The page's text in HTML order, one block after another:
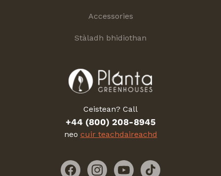
Accessories
Stàladh bhidiothan
Ceistean? Call
+44 (800) 208-8945
neo cuir teachdaireachd
FacebookInstagramYouTubeTikTok